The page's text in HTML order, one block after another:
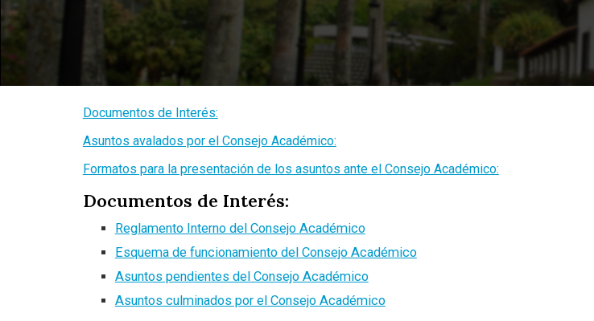
Documentos de Interés:
Asuntos avalados por el Consejo Académico:
Formatos para la presentación de los asuntos ante el Consejo Académico:
Documentos de Interés:
Reglamento Interno del Consejo Académico
Esquema de funcionamiento del Consejo Académico
Asuntos pendientes del Consejo Académico
Asuntos culminados por el Consejo Académico